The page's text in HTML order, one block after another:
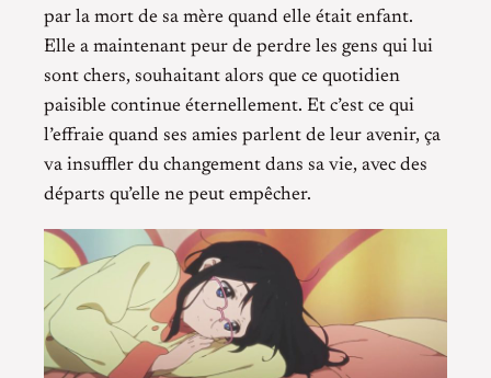
par la mort de sa mère quand elle était enfant.
Elle a maintenant peur de perdre les gens qui lui
sont chers, souhaitant alors que ce quotidien
paisible continue éternellement. Et c’est ce qui
l’effraie quand ses amies parlent de leur avenir, ça
va insuffler du changement dans sa vie, avec des
départs qu’elle ne peut empêcher.